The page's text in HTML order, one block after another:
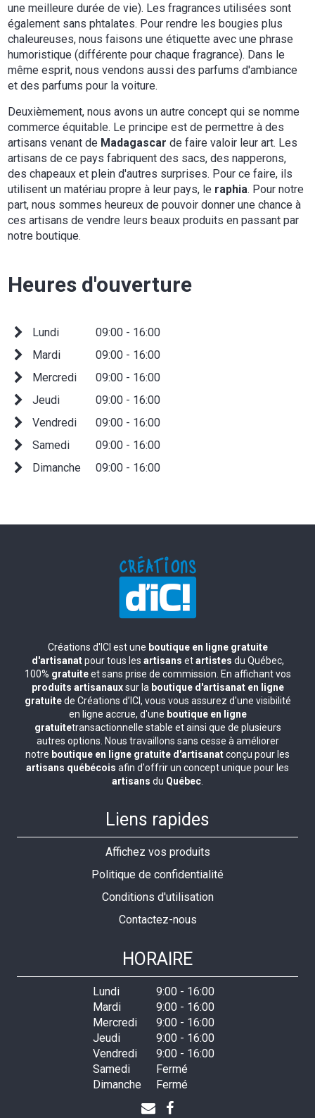
une meilleure durée de vie). Les fragrances utilisées sont
également sans phtalates. Pour rendre les bougies plus
chaleureuses, nous faisons une étiquette avec une phrase
humoristique (différente pour chaque fragrance). Dans le
même esprit, nous vendons aussi des parfums d'ambiance
et des parfums pour la voiture.
Deuxièmement, nous avons un autre concept qui se nomme
commerce équitable. Le principe est de permettre à des
artisans venant de Madagascar de faire valoir leur art. Les
artisans de ce pays fabriquent des sacs, des napperons,
des chapeaux et plein d'autres surprises. Pour ce faire, ils
utilisent un matériau propre à leur pays, le raphia. Pour notre
part, nous sommes heureux de pouvoir donner une chance à
ces artisans de vendre leurs beaux produits en passant par
notre boutique.
Heures d'ouverture
Lundi
09:00 - 16:00
Mardi
09:00 - 16:00
Mercredi
09:00 - 16:00
Jeudi
09:00 - 16:00
Vendredi
09:00 - 16:00
Samedi
09:00 - 16:00
Dimanche
09:00 - 16:00
Créations d'ICI est une boutique en ligne gratuite
d'artisanatpour tous les artisans etartistes du Québec,
100% gratuiteet sans prise de commission. En affichant vos
produits artisanauxsur la boutique d'artisanat en ligne
gratuitede Créations d’ICI, vous vous assurez d'une visibilité
en ligne accrue, d'une boutique en ligne
gratuitetransactionnelle stable et ainsi que de plusieurs
autres options. Nous travaillons sans cesse à améliorer
notre boutique en ligne gratuite d'artisanatconçu pour les
artisans québécois afin d'offrir un concept unique pour les
artisans du Québec
Liens rapides
Affichez vos produits
Politique de confidentialité
Conditions d'utilisation
Contactez-nous
HORAIRE
Lundi 9:00- 16:00
Mardi
9:00- 16:00
Mercredi
9:00- 16:00
Jeudi
9:00- 16:00
Vendredi
9:00- 16:00
Samedi
Fermé
Dimanche
Fermé